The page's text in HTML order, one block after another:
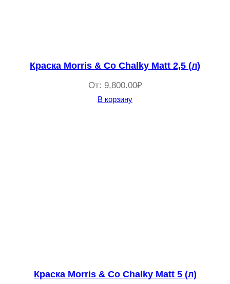
Краска Morris & Co Chalky Matt 2,5 (л)
От: 9,800.00₽
В корзину
Краска Morris & Co Chalky Matt 5 (л)